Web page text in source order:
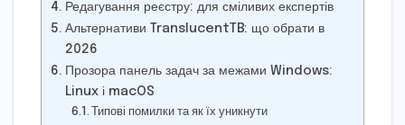
Редагування реєстру: для сміливих експертів
Альтернативи TranslucentTB: що обрати в
2026
Прозора панель задач за межами Windows:
Linux і macOS
Типові помилки та як їх уникнути